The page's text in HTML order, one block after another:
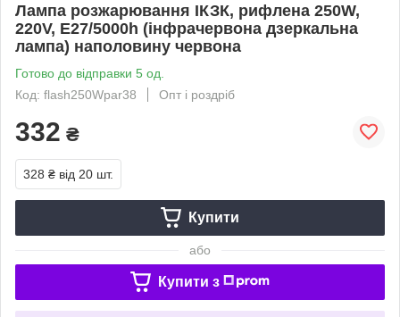
Лампа розжарювання ІКЗК, рифлена 250W,
220V, E27/5000h (інфрачервона дзеркальна
лампа) наполовину червона
Готово до відправки 5 од.
Код: flash250Wpar38
Опт і роздріб
332 ₴
328 ₴ від 20 шт.
Купити
або
Купити з